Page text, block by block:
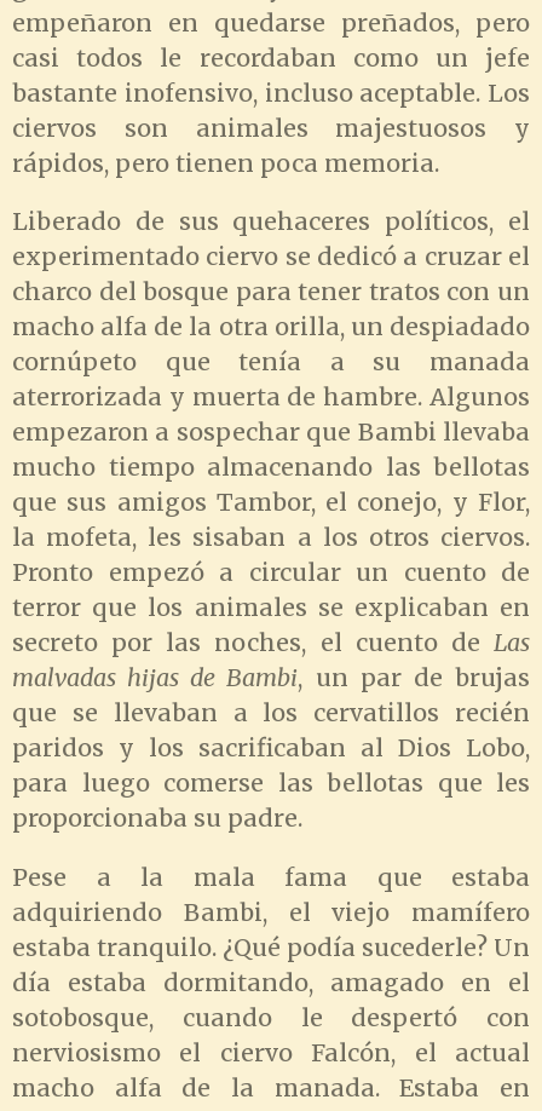
empeñaron en quedarse preñados, pero
casi todos le recordaban como un jefe
bastante inofensivo, incluso aceptable. Los
ciervos son animales majestuosos y
rápidos, pero tienen poca memoria.
Liberado de sus quehaceres políticos, el
experimentado ciervo se dedicó a cruzar el
charco del bosque para tener tratos con un
macho alfa de la otra orilla, un despiadado
cornúpeto que tenía a su manada
aterrorizada y muerta de hambre. Algunos
empezaron a sospechar que Bambi llevaba
mucho tiempo almacenando las bellotas
que sus amigos Tambor, el conejo, y Flor,
la mofeta, les sisaban a los otros ciervos.
Pronto empezó a circular un cuento de
terror que los animales se explicaban en
secreto por las noches, el cuento de Las
malvadas hijas de Bambi, un par de brujas
que se llevaban a los cervatillos recién
paridos y los sacrificaban al Dios Lobo,
para luego comerse las bellotas que les
proporcionaba su padre.
Pese a la mala fama que estaba
adquiriendo Bambi, el viejo mamífero
estaba tranquilo. ¿Qué podía sucederle? Un
día estaba dormitando, amagado en el
sotobosque, cuando le despertó con
nerviosismo el ciervo Falcón, el actual
macho alfa de la manada. Estaba en